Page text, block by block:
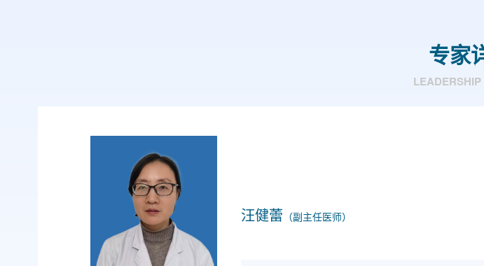
专家
汪健蕾 （副主任医师）